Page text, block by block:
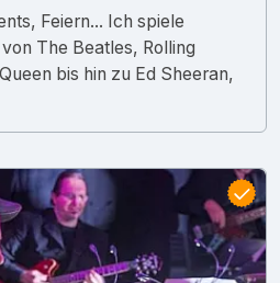
Feiern... Ich spiele
The Beatles, Rolling
bis hin zu Ed Sheeran,